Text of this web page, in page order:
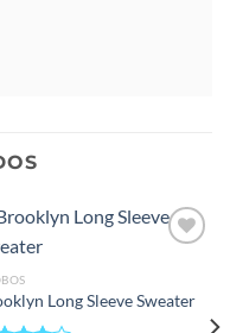
Long Sleeve Sweater